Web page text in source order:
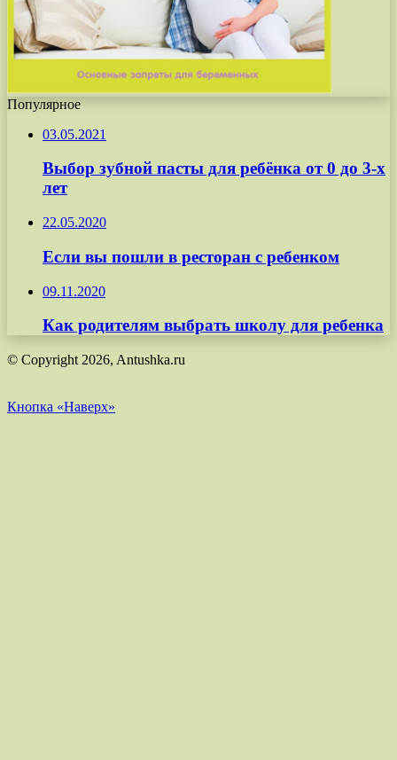
Популярное
03.05.2021
Выбор зубной пасты для ребёнка от 0 до 3-х
лет
22.05.2020
Если вы пошли в ресторан с ребенком
09.11.2020
Как родителям выбрать школу для ребенка
© Copyright 2026, Antushka.ru
Кнопка «Наверх»